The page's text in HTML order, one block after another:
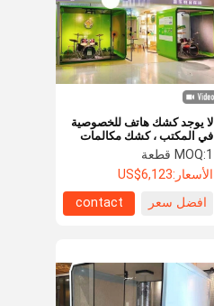
القضايا
لا يوجد كشك هاتف للخصوصية
في المكتب ، كشك مكالمات
المكتب سهل الحركة
MOQ:1 قطعة
الأسعار:US$6,123
افضل سعر
contact